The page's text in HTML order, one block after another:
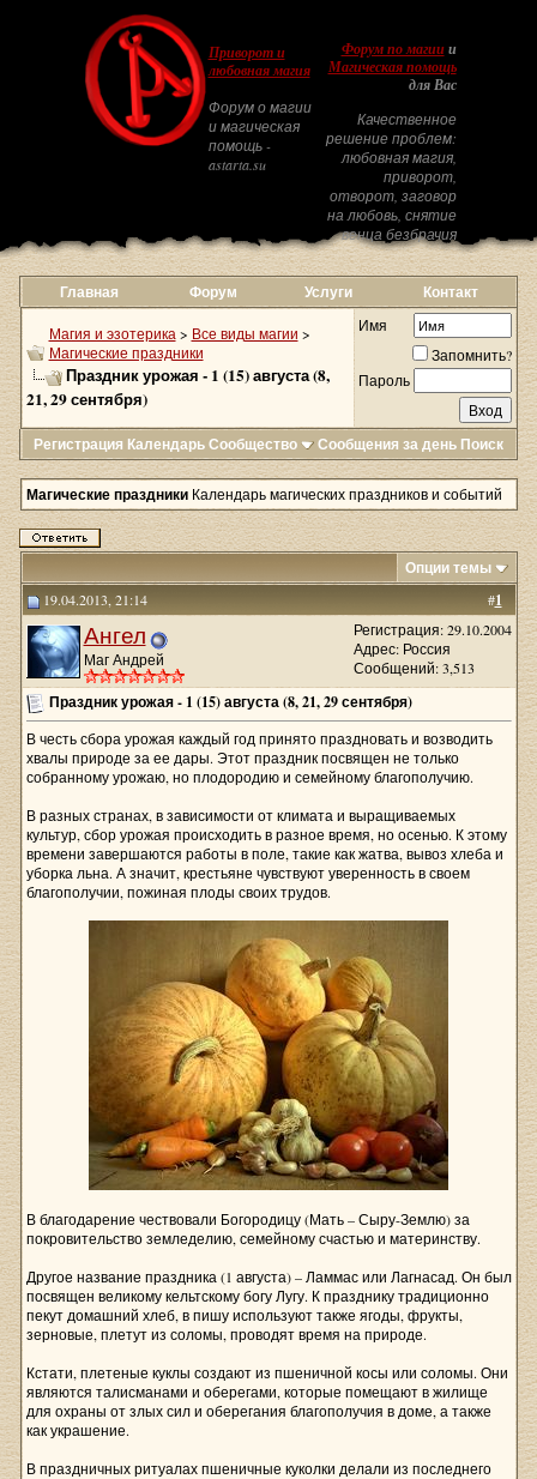
Приворот и
любовная магия
Форум о магии
и магическая
помощь -
astarta.su
Форум по магиии
Магическая помощь
для Вас
Качественное
решение проблем:
любовная магия,
приворот,
отворот, заговор
на любовь, снятие
венца безбрачия
Главная Форум Услуги Контакт
Магия и эзотерика > Все виды магии >
Магические праздники
Праздник урожая - 1 (15) августа (8,
21, 29 сентября)
Имя
Запомнить?
Пароль
Регистрация КалендарьСообщество Сообщения за день Поиск
Магические праздники Календарь магических праздников и событий
Опции темы
#1
19.04.2013, 21:14
Ангел
Маг Андрей
Регистрация: 29.10.2004
Адрес: Россия
Сообщений: 3,513
Праздник урожая - 1 (15) августа (8, 21, 29 сентября)
В честь сбора урожая каждый год принято праздновать и возводить
хвалы природе за ее дары. Этот праздник посвящен не только
собранному урожаю, но плодородию и семейному благополучию.
В разных странах, в зависимости от климата и выращиваемых
культур, сбор урожая происходить в разное время, но осенью. К этому
времени завершаются работы в поле, такие как жатва, вывоз хлеба и
уборка льна. А значит, крестьяне чувствуют уверенность в своем
благополучии, пожиная плоды своих трудов.
В благодарение чествовали Богородицу (Мать – Сыру-Землю) за
покровительство земледелию, семейному счастью и материнству.
Другое название праздника (1 августа) – Ламмас или Лагнасад. Он был
посвящен великому кельтскому богу Лугу. К празднику традиционно
пекут домашний хлеб, в пишу используют также ягоды, фрукты,
зерновые, плетут из соломы, проводят время на природе.
Кстати, плетеные куклы создают из пшеничной косы или соломы. Они
являются талисманами и оберегами, которые помещают в жилище
для охраны от злых сил и оберегания благополучия в доме, а также
как украшение.
В праздничных ритуалах пшеничные куколки делали из последнего